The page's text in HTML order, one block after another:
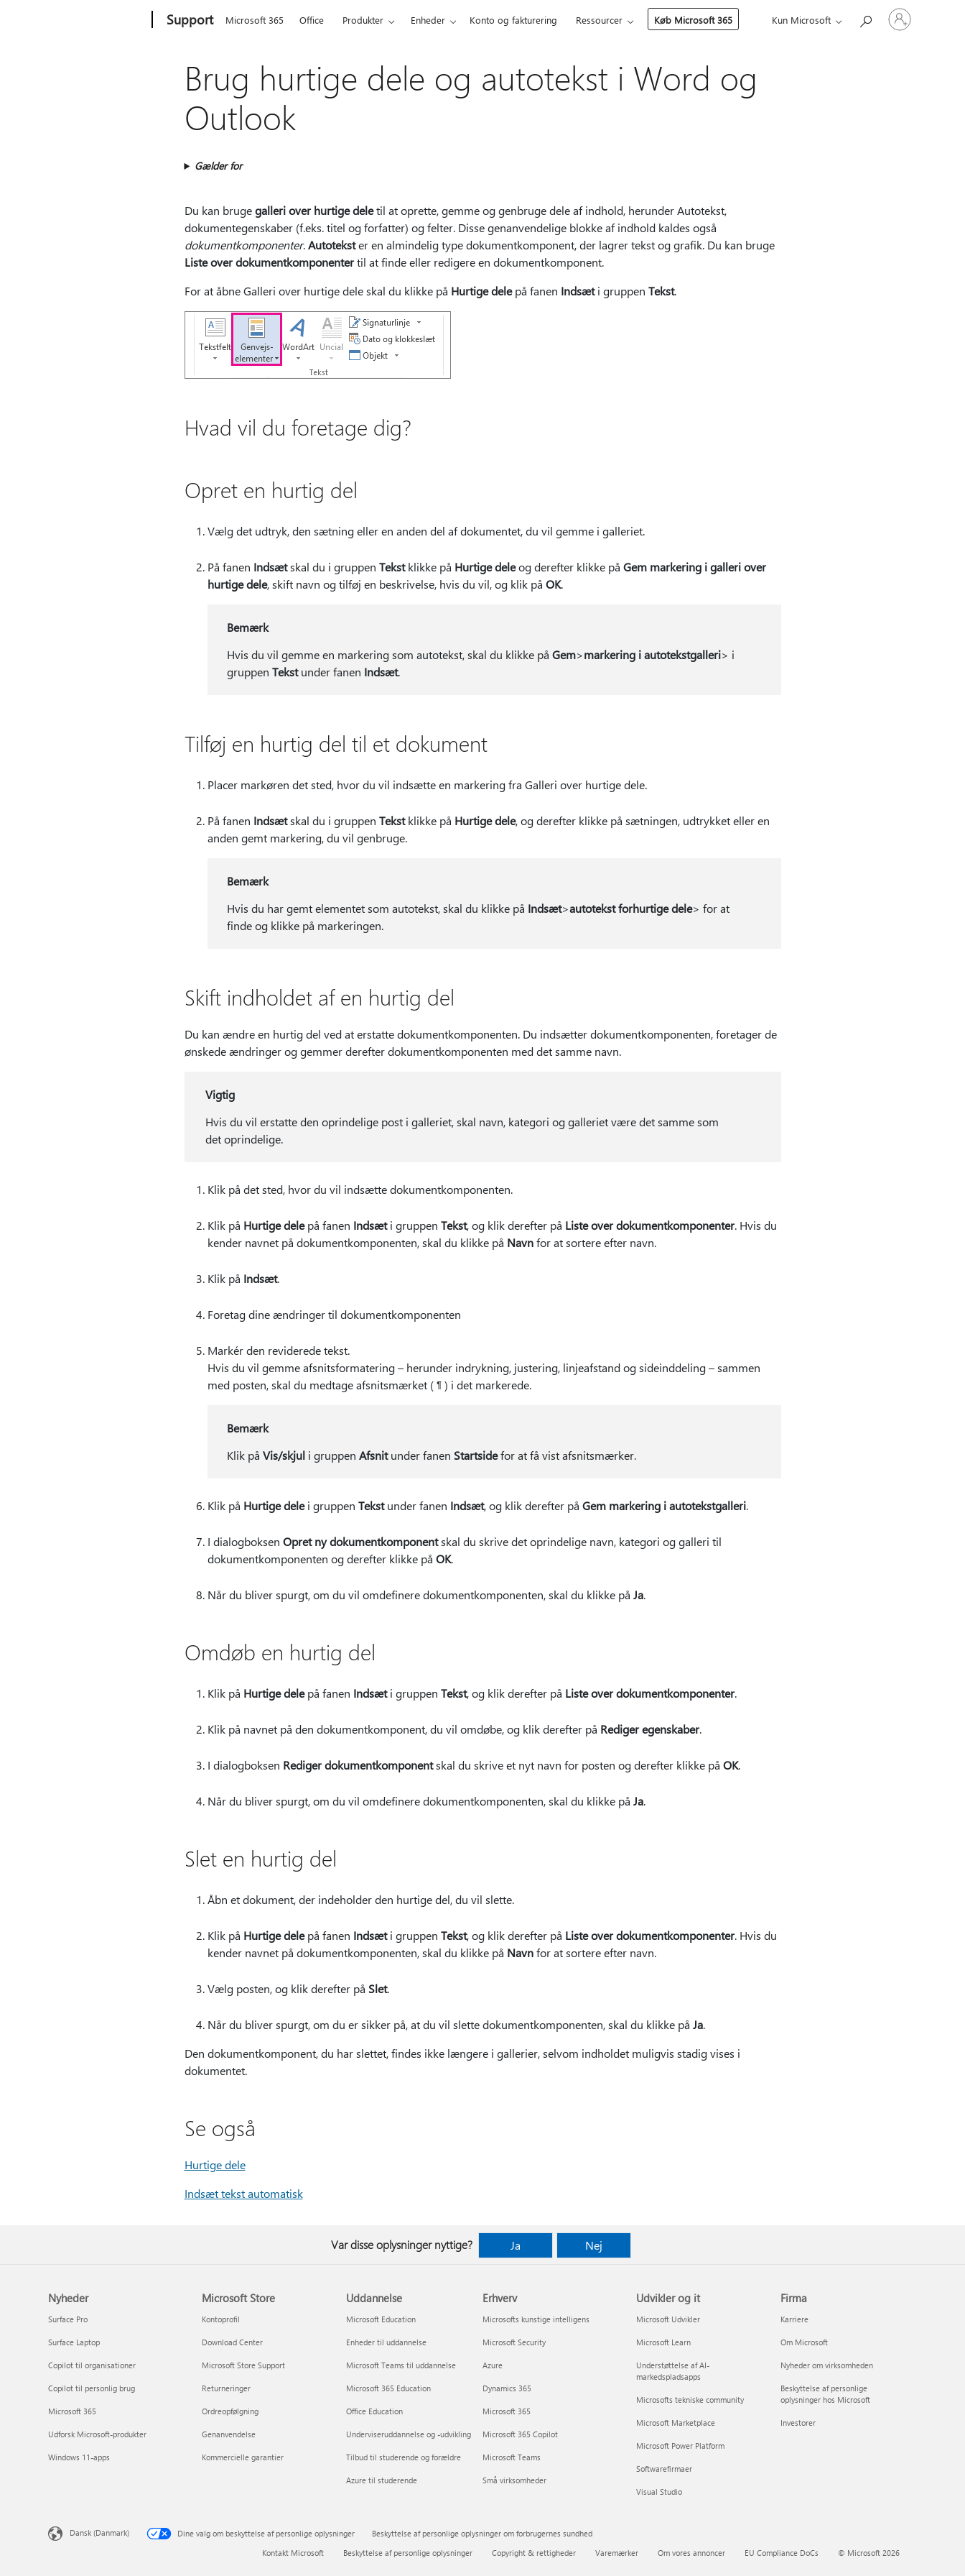
Support Microsoft 365 Office Produkter Enheder Konto og fakturering Ressourcer Køb Microsoft 365 Kun Microsoft
Log
på
din
Brug hurtige dele og autotekst i Word og
Outlook
Gælder for
Du kan brugegalleri over hurtige deletil at oprette, gemme og genbruge dele af indhold, herunder Autotekst,
dokumentegenskaber (f.eks. titel og forfatter) og felter. Disse genanvendelige blokke af indhold kaldes også
dokumentkomponenter.Autotekster en almindelig type dokumentkomponent, der lagrer tekst og grafik. Du kan bruge
Liste over dokumentkomponentertil at finde eller redigere en dokumentkomponent.
For at åbne Galleri over hurtige dele skal du klikke på Hurtige delepå fanen Indsæti gruppen Tekst.
Hvad vil du foretage dig?
Opret en hurtig del
Vælg det udtryk, den sætning eller en anden del af dokumentet, du vil gemme i galleriet.
På fanen Indsætskal du i gruppen Tekstklikke på Hurtige deleog derefter klikke på Gem markering i galleri over
hurtige dele, skift navn og tilføj en beskrivelse, hvis du vil, og klik på OK.
Bemærk
Hvis du vil gemme en markering som autotekst, skal du klikke påGem>markering i autotekstgalleri> i
gruppenTekstunder fanen Indsæt.
Tilføj en hurtig del til et dokument
Placer markøren det sted, hvor du vil indsætte en markering fra Galleri over hurtige dele.
På fanen Indsætskal du i gruppen Tekstklikke på Hurtige dele, og derefter klikke på sætningen, udtrykket eller en
anden gemt markering, du vil genbruge.
Bemærk
Hvis du har gemt elementet som autotekst, skal du klikke på Indsæt>autotekst forhurtige dele> for at
finde og klikke på markeringen.
Skift indholdet af en hurtig del
Du kan ændre en hurtig del ved at erstatte dokumentkomponenten. Du indsætter dokumentkomponenten, foretager de
ønskede ændringer og gemmer derefter dokumentkomponenten med det samme navn.
Vigtig
Hvis du vil erstatte den oprindelige post i galleriet, skal navn, kategori og galleriet være det samme som
det oprindelige.
Klik på det sted, hvor du vil indsætte dokumentkomponenten.
Klik på Hurtige delepå fanen Indsæti gruppen Tekst, og klik derefter på Liste over dokumentkomponenter. Hvis du
kender navnet på dokumentkomponenten, skal du klikke på Navnfor at sortere efter navn.
Klik på Indsæt.
Foretag dine ændringer til dokumentkomponenten
Markér den reviderede tekst.
Hvis du vil gemme afsnitsformatering – herunder indrykning, justering, linjeafstand og sideinddeling – sammen
med posten, skal du medtage afsnitsmærket ( ¶ ) i det markerede.
Bemærk
Klik påVis/skjul i gruppenAfsnitunder fanen Startsidefor at få vist afsnitsmærker.
Klik på Hurtige delei gruppen Tekstunder fanen Indsæt, og klik derefter på Gem markering i autotekstgalleri.
I dialogboksen Opret ny dokumentkomponentskal du skrive det oprindelige navn, kategori og galleri til
dokumentkomponenten og derefter klikke på OK.
Når du bliver spurgt, om du vil omdefinere dokumentkomponenten, skal du klikke på Ja.
Omdøb en hurtig del
Klik på Hurtige delepå fanen Indsæti gruppen Tekst, og klik derefter på Liste over dokumentkomponenter.
Klik på navnet på den dokumentkomponent, du vil omdøbe, og klik derefter på Rediger egenskaber.
I dialogboksen Rediger dokumentkomponentskal du skrive et nyt navn for posten og derefter klikke på OK.
Når du bliver spurgt, om du vil omdefinere dokumentkomponenten, skal du klikke på Ja.
Slet en hurtig del
Åbn et dokument, der indeholder den hurtige del, du vil slette.
Klik på Hurtige delepå fanen Indsæti gruppen Tekst, og klik derefter på Liste over dokumentkomponenter. Hvis du
kender navnet på dokumentkomponenten, skal du klikke på Navnfor at sortere efter navn.
Vælg posten, og klik derefter på Slet.
Når du bliver spurgt, om du er sikker på, at du vil slette dokumentkomponenten, skal du klikke på Ja.
Den dokumentkomponent, du har slettet, findes ikke længere i gallerier, selvom indholdet muligvis stadig vises i
dokumentet.
Se også
Hurtige dele
Indsæt tekst automatisk
Var disse oplysninger nyttige? Ja Nej
Nyheder
Surface Pro
Surface Laptop
Copilot til organisationer
Copilot til personlig brug
Microsoft 365
Udforsk Microsoft-produkter
Windows 11-apps
Microsoft Store
Kontoprofil
Download Center
Microsoft Store Support
Returneringer
Ordreopfølgning
Genanvendelse
Kommercielle garantier
Uddannelse
Microsoft Education
Enheder til uddannelse
Microsoft Teams til uddannelse
Microsoft 365 Education
Office Education
Underviseruddannelse og -udvikling
Tilbud til studerende og forældre
Azure til studerende
Erhverv
Microsofts kunstige intelligens
Microsoft Security
Azure
Dynamics 365
Microsoft 365
Microsoft 365 Copilot
Microsoft Teams
Små virksomheder
Udvikler og it
Microsoft Udvikler
Microsoft Learn
Understøttelse af AI-
markedspladsapps
Microsofts tekniske community
Microsoft Marketplace
Microsoft Power Platform
Softwarefirmaer
Visual Studio
Firma
Karriere
Om Microsoft
Nyheder om virksomheden
Beskyttelse af personlige
oplysninger hos Microsoft
Investorer
Dansk (Danmark) Dine valg om beskyttelse af personlige oplysninger
Beskyttelse af personlige oplysninger om forbrugernes sundhed
Kontakt Microsoft
Beskyttelse af personlige oplysninger Copyright & rettigheder Varemærker Om vores annoncer EU Compliance DoCs © Microsoft 2026